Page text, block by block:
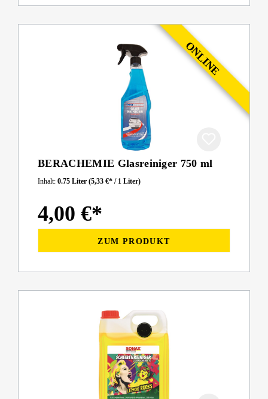
BERACHEMIE Glasreiniger 750 ml
Inhalt: 0.75 Liter (5,33 €* / 1 Liter)
4,00 €*
ZUM PRODUKT